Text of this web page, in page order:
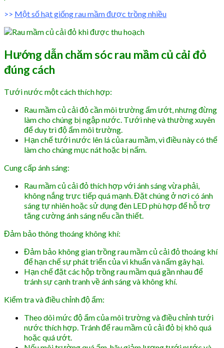
>> Một số hạt giống rau mầm được trồng nhiều
Hướng dẫn chăm sóc rau mầm củ cải đỏ
đúng cách
Tưới nước một cách thích hợp:
Rau mầm củ cải đỏ cần môi trường ẩm ướt, nhưng đừng
làm cho chúng bị ngập nước. Tưới nhẹ và thường xuyên
để duy trì độ ẩm môi trường.
Hạn chế tưới nước lên lá của rau mầm, vì điều này có thể
làm cho chúng mục nát hoặc bị nấm.
Cung cấp ánh sáng:
Rau mầm củ cải đỏ thích hợp với ánh sáng vừa phải,
không nắng trực tiếp quá mạnh. Đặt chúng ở nơi có ánh
sáng tự nhiên hoặc sử dụng đèn LED phù hợp để hỗ trợ
tăng cường ánh sáng nếu cần thiết.
Đảm bảo thông thoáng không khí:
Đảm bảo không gian trồng rau mầm củ cải đỏ thoáng khí
để hạn chế sự phát triển của vi khuẩn và nấm gây hại.
Hạn chế đặt các hộp trồng rau mầm quá gần nhau để
tránh sự cạnh tranh về ánh sáng và không khí.
Kiểm tra và điều chỉnh độ ẩm:
Theo dõi mức độ ẩm của môi trường và điều chỉnh tưới
nước thích hợp. Tránh để rau mầm củ cải đỏ bị khô quá
hoặc quá ướt.